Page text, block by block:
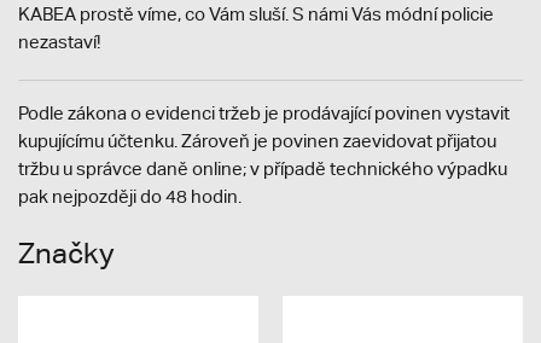
KABEA prostě víme, co Vám sluší. S námi Vás módní policie
nezastaví!
Podle zákona o evidenci tržeb je prodávající povinen vystavit
kupujícímu účtenku. Zároveň je povinen zaevidovat přijatou
tržbu u správce daně online; v případě technického výpadku
pak nejpozději do 48 hodin.
Značky